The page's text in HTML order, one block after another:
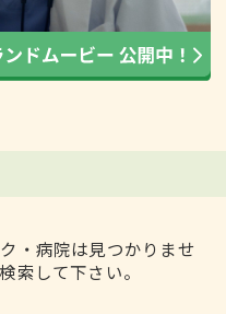
・病院は見つかりませ
索して下さい。